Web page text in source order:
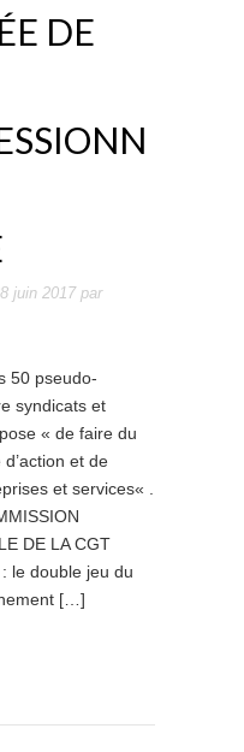
DE
juin 2017par
50 pseudo-
syndicats et
« de faire du
et de
et services« .
DE LA CGT
le double jeu du
[…]